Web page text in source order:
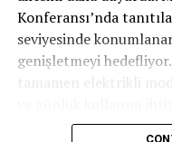
sağlıyor.
Dijitalleşmenin hız
otomasyonu artık
Konferansı’nda
seviyesinde
genişletmeyi
tamamen elektrikli
eskiziyle paylaşılan